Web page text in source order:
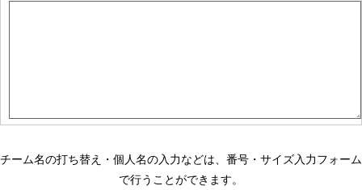
チーム名の打ち替え・個人名の入力などは、番号・サイズ入力フォーム
で行うことができます。